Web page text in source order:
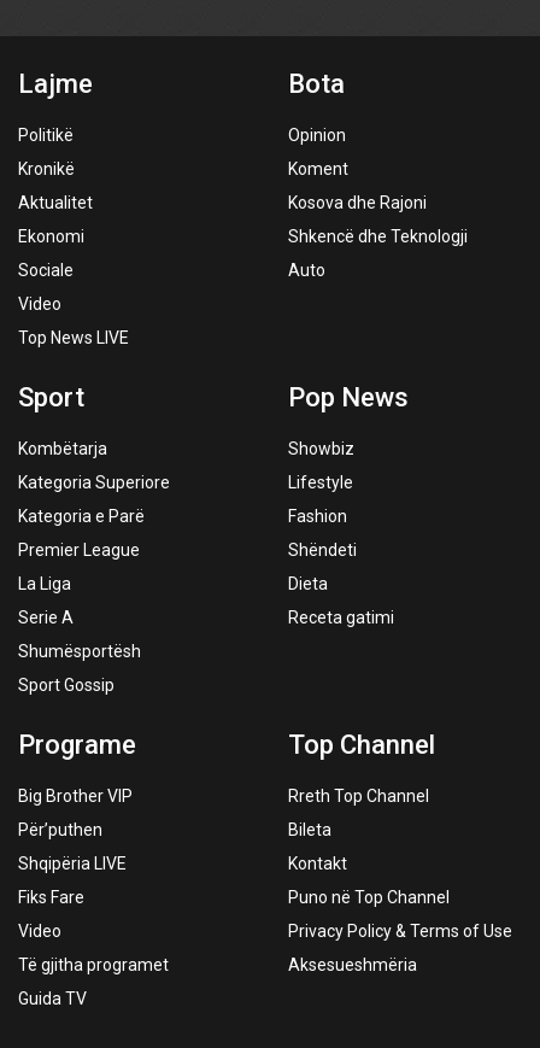
Lajme
Politikë
Kronikë
Aktualitet
Ekonomi
Sociale
Video
Top News LIVE
Bota
Opinion
Koment
Kosova dhe Rajoni
Shkencë dhe Teknologji
Auto
Sport
Kombëtarja
Kategoria Superiore
Kategoria e Parë
Premier League
La Liga
Serie A
Shumësportësh
Sport Gossip
Pop News
Showbiz
Lifestyle
Fashion
Shëndeti
Dieta
Receta gatimi
Programe
Big Brother VIP
Për’puthen
Shqipëria LIVE
Fiks Fare
Video
Të gjitha programet
Guida TV
Top Channel
Rreth Top Channel
Bileta
Kontakt
Puno në Top Channel
Privacy Policy & Terms of Use
Aksesueshmëria